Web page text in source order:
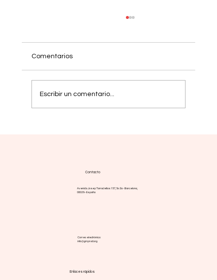
Comentarios
Escribir un comentario...
Contacto
Avenida Josep Tarradellas 157, 5o 2a - Barcelona,
08029 - España
Correo electrónico:
info@gmpnsf.org
Enlaces rápidos